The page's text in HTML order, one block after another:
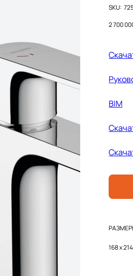
SKU: SKU
Price
2 700
BIM
168 x